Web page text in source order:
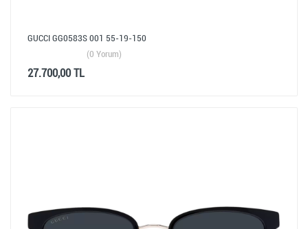
GUCCI GG0583S 001 55-19-150
(0 Yorum)
27.700,00 TL